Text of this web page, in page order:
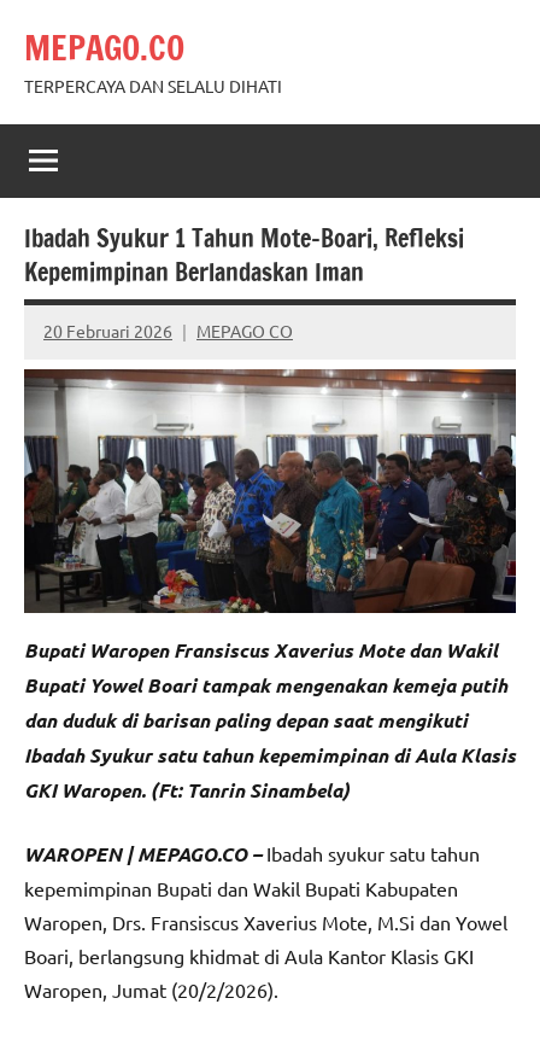
content
MEPAGO.CO
TERPERCAYA DAN SELALU DIHATI
Ibadah Syukur 1 Tahun Mote–Boari, Refleksi
Kepemimpinan Berlandaskan Iman
20 Februari 2026 MEPAGO CO
No
comments
Bupati Waropen Fransiscus Xaverius Mote dan Wakil
Bupati Yowel Boari tampak mengenakan kemeja putih
dan duduk di barisan paling depan saat mengikuti
Ibadah Syukur satu tahun kepemimpinan di Aula Klasis
GKI Waropen. (Ft: Tanrin Sinambela)
WAROPEN | MEPAGO.CO – Ibadah syukur satu tahun
kepemimpinan Bupati dan Wakil Bupati Kabupaten
Waropen, Drs. Fransiscus Xaverius Mote, M.Si dan Yowel
Boari, berlangsung khidmat di Aula Kantor Klasis GKI
Waropen, Jumat (20/2/2026).